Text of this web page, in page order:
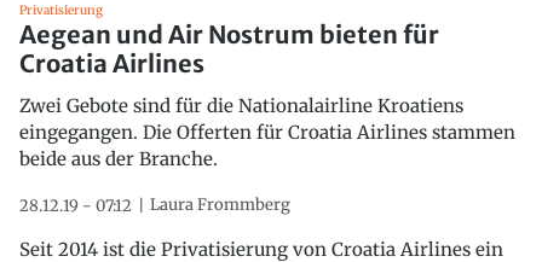
Privatisierung
Aegean und Air Nostrum bieten für
Croatia Airlines
Zwei Gebote sind für die Nationalairline Kroatiens
eingegangen. Die Offerten für Croatia Airlines stammen
beide aus der Branche.
28.12.19 - 07:12 Laura Frommberg
Seit 2014 ist die Privatisierung von Croatia Airlines ein